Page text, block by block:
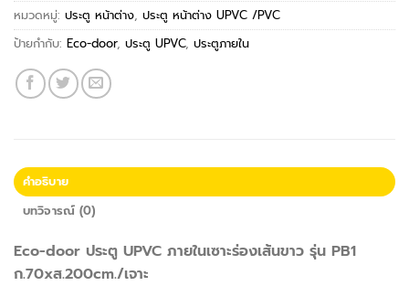
หมวดหมู่: ประตู หน้าต่าง, ประตู หน้าต่าง UPVC /PVC
ป้ายกำกับ: Eco-door, ประตู UPVC, ประตูภายใน
คำอธิบาย
บทวิจารณ์ (0)
Eco-door ประตู UPVC ภายในเซาะร่องเส้นขาว รุ่น PB1
ก.70xส.200cm./เจาะ